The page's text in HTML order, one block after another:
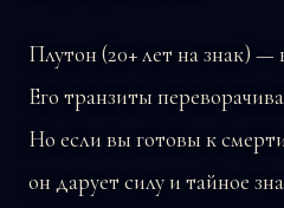
Плутон (20+ лет на знак)
Его транзиты
Но если вы готовы к
он дарует силу и тайное